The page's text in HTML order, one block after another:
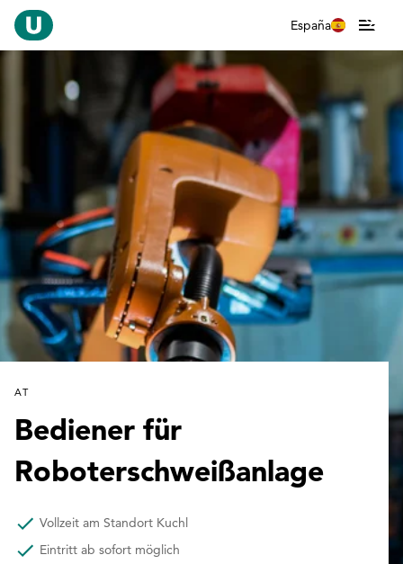
España
AT
Bediener für
Roboterschweißanlage
Vollzeit am Standort Kuchl
Eintritt ab sofort möglich